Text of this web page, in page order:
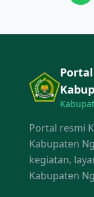
Portal resmi
Kabupaten
kegiatan,
Kabupaten